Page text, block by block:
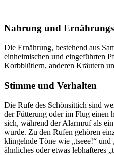
Nahrung und
Die Ernährung, bestehend aus
einheimischen und eingeführten
Korbblütlern, anderen Kräutern
Stimme und Verhalten
Die Rufe des Schönsittich sind
der Fütterung oder im Flug einen
sich, während der Alarmruf als
wurde. Zu den Rufen gehören
klingelnde Töne wie „tseee!“
ähnliches oder etwas lebhafteres